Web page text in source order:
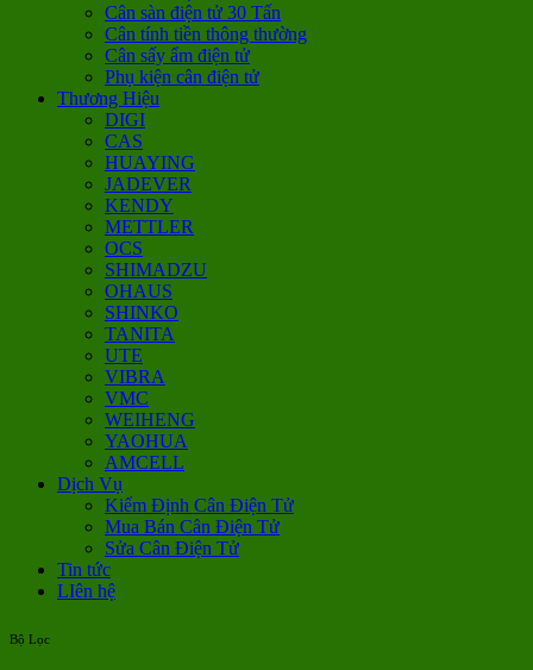
Cân sàn điện tử 30 Tấn
Cân tính tiền thông thường
Cân sấy ẩm điện tử
Phụ kiện cân điện tử
Thương Hiệu
DIGI
CAS
HUAYING
JADEVER
KENDY
METTLER
OCS
SHIMADZU
OHAUS
SHINKO
TANITA
UTE
VIBRA
VMC
WEIHENG
YAOHUA
AMCELL
Dịch Vụ
Kiểm Định Cân Điện Tử
Mua Bán Cân Điện Tử
Sửa Cân Điện Tử
Tin tức
LIên hệ
Bộ Lọc